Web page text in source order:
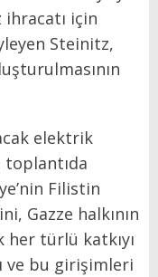
ihracatı için
Steinitz,
elektrik
toplantıda
Filistin
Gazze halkının
her türlü katkıyı
ve bu girişimleri